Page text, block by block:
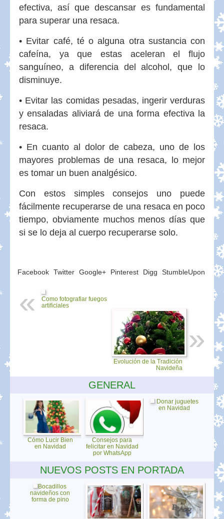
efectiva, así que descansar es fundamental
para superar una resaca.
• Evitar café, té o alguna otra sustancia con
cafeína, ya que estas aceleran el flujo
sanguíneo, a diferencia del alcohol, que lo
disminuye.
• Evitar las comidas pesadas, ingerir verduras
y ensaladas aliviará de una forma efectiva la
resaca.
• En cuanto al dolor de cabeza, uno de los
mayores problemas de una resaca, lo mejor
es tomar un buen analgésico.
Con estos simples consejos uno puede
fácilmente recuperarse de una resaca en poco
tiempo, obviamente muchos menos días que
si se lo deja al cuerpo recuperarse solo.
Facebook Twitter Google+ Pinterest Digg StumbleUpon
Como fotografiar fuegos
artificiales
Evolución de la Tradición
Navideña
GENERAL
Cómo Lucir Bien
en Navidad
Consejos para
felicitar en Navidad
por WhatsApp
Donar juguetes
en Navidad
NUEVOS POSTS EN PORTADA
Bocadillos
navideños con
forma de pino